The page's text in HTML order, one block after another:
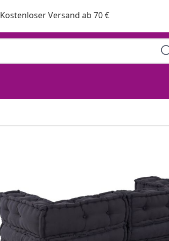
Kostenloser Versand ab 70 €